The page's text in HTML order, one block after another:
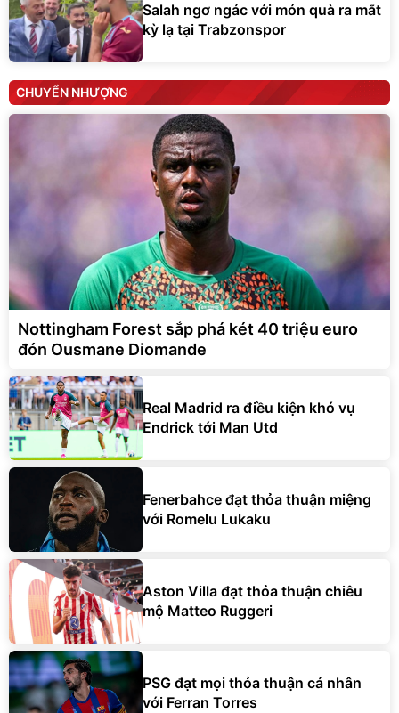
Salah ngơ ngác với món quà ra mắt
kỳ lạ tại Trabzonspor
CHUYỂN NHƯỢNG
Nottingham Forest sắp phá két 40 triệu euro
đón Ousmane Diomande
Real Madrid ra điều kiện khó vụ
Endrick tới Man Utd
Fenerbahce đạt thỏa thuận miệng
với Romelu Lukaku
Aston Villa đạt thỏa thuận chiêu
mộ Matteo Ruggeri
PSG đạt mọi thỏa thuận cá nhân
với Ferran Torres